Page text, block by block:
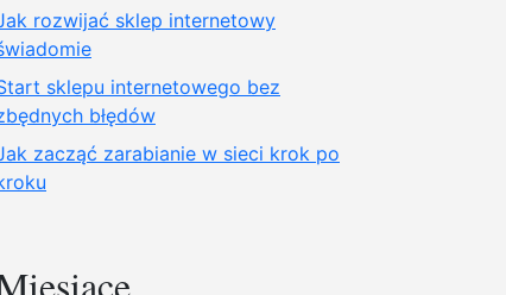
rozwijać sklep internetowy
sklepu internetowego bez
błędów
zacząć zarabianie w sieci krok po